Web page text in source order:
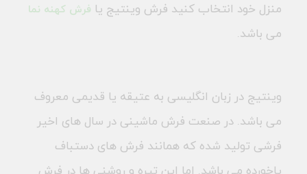
منزل خود انتخاب کنید فرش وینتیج یا فرش کهنه نما
می باشد.
وینتیج در زبان انگلیسی به عتیقه یا قدیمی معروف
می باشد. در صنعت فرش ماشینی در سال های اخیر
فرشی تولید شده که همانند فرش های دستباف